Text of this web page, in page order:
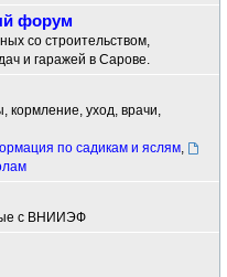
форум
со строительством,
и гаражей в Сарове.
кормление, уход, врачи,
по садикам и яслям,
с ВНИИЭФ